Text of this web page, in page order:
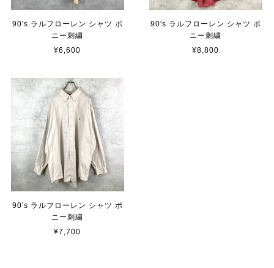
90's ラルフローレン シャツ ポ
ニー刺繍
¥6,600
90's ラルフローレン シャツ ポ
ニー刺繍
¥8,800
90's ラルフローレン シャツ ポ
ニー刺繍
¥7,700